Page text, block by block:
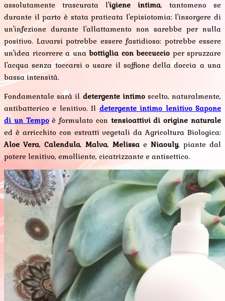
assolutamente trascurata l'igiene intima, tantomeno se
durante il parto è stata praticata l'episiotomia: l'insorgere di
un'infezione durante l'allattamento non sarebbe per nulla
positivo. Lavarsi potrebbe essere fastidioso: potrebbe essere
un'idea ricorrere a una bottiglia con beccuccio per spruzzare
l'acqua senza toccarsi o usare il soffione della doccia a una
bassa intensità.
Fondamentale sarà il detergente intimoscelto, naturalmente,
antibatterico e lenitivo. Il detergente intimo lenitivo Sapone
di un Tempoè formulato con tensioattivi di origine naturale
ed è arricchito con estratti vegetali da Agricoltura Biologica:
Aloe Vera, Calendula, Malva, Melissa e Niaouly, piante dal
potere lenitivo, emolliente, cicatrizzante e antisettico.